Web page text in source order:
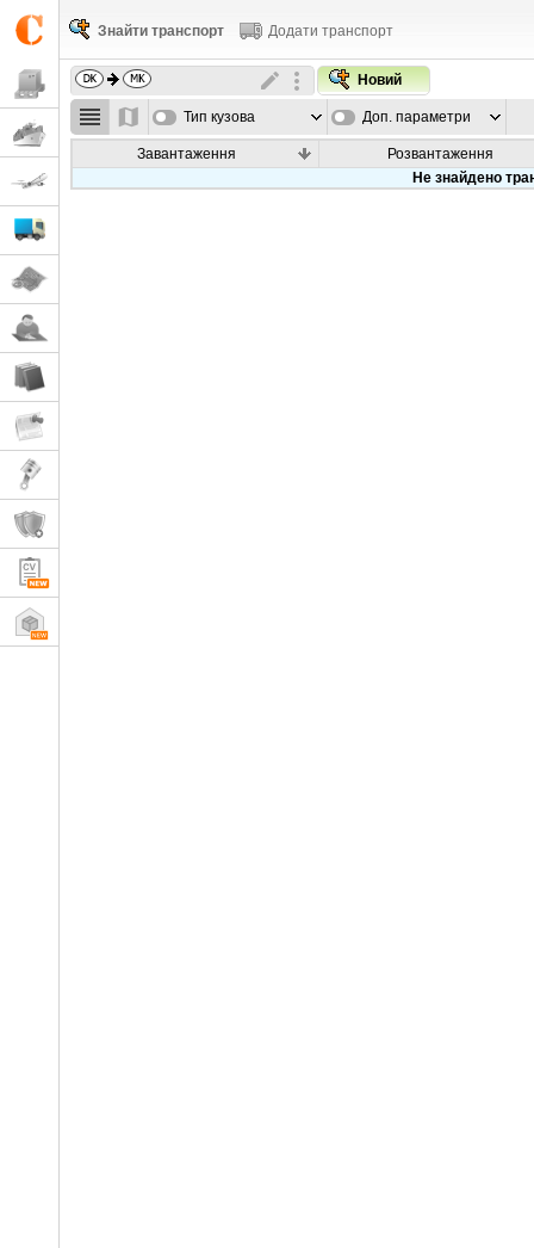
Знайти транспорт Додати транспорт
Новий
Тип кузова Доп. параметри
Завантаження
Розвантаження
Не знайдено